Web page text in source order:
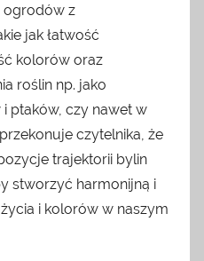
ogrodów z
jak łatwość
kolorów oraz
roślin np. jako
ptaków, czy nawet w
czytelnika, że
trajektorii bylin
stworzyć harmonijną i
i kolorów w naszym